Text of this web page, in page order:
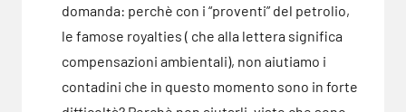
domanda: perchè con i “proventi” del petrolio,
le famose royalties ( che alla lettera significa
compensazioni ambientali), non aiutiamo i
contadini che in questo momento sono in forte